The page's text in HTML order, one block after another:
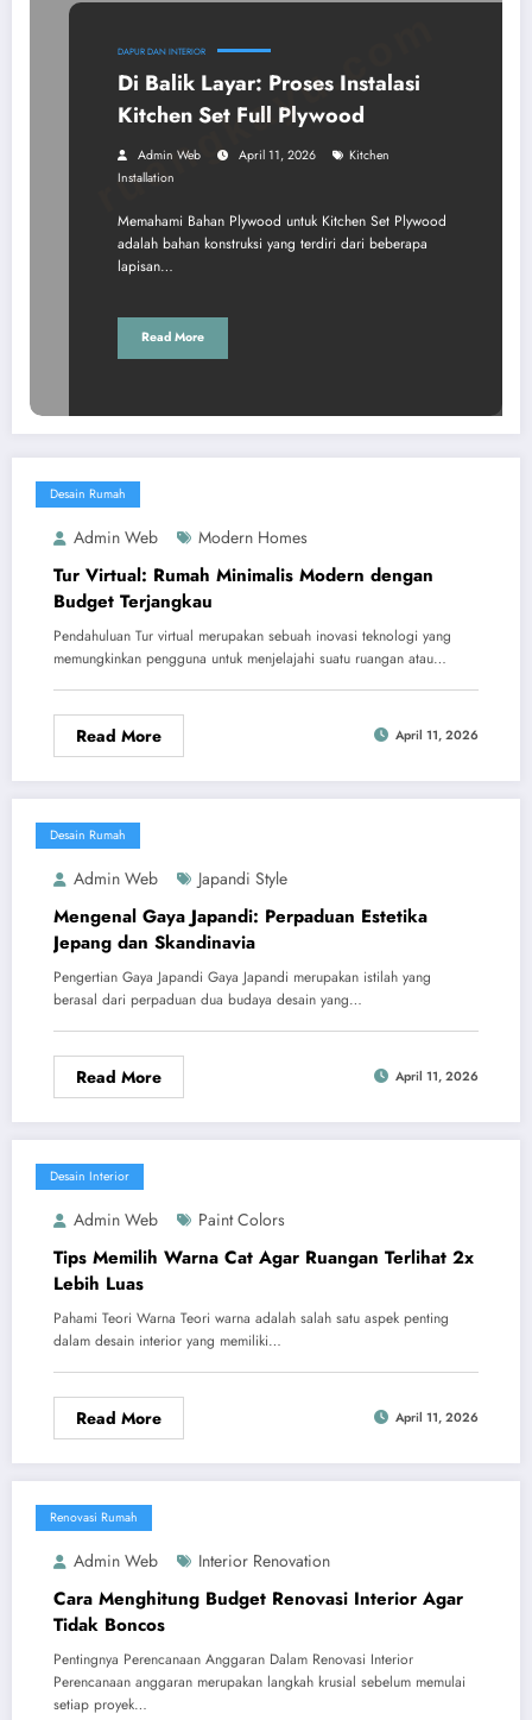
DAPUR DAN INTERIOR
Di Balik Layar: Proses Instalasi
Kitchen Set Full Plywood
Admin Web April 11, 2026
Kitchen
Installation
Memahami Bahan Plywood untuk Kitchen Set Plywood
adalah bahan konstruksi yang terdiri dari beberapa
lapisan…
Read More
Desain Rumah
Admin Web Modern Homes
Tur Virtual: Rumah Minimalis Modern dengan
Budget Terjangkau
Pendahuluan Tur virtual merupakan sebuah inovasi teknologi yang
memungkinkan pengguna untuk menjelajahi suatu ruangan atau…
Read More April 11, 2026
Desain Rumah
Admin Web Japandi Style
Mengenal Gaya Japandi: Perpaduan Estetika
Jepang dan Skandinavia
Pengertian Gaya Japandi Gaya Japandi merupakan istilah yang
berasal dari perpaduan dua budaya desain yang…
Read More April 11, 2026
Desain Interior
Admin Web Paint Colors
Tips Memilih Warna Cat Agar Ruangan Terlihat 2x
Lebih Luas
Pahami Teori Warna Teori warna adalah salah satu aspek penting
dalam desain interior yang memiliki…
Read More April 11, 2026
Renovasi Rumah
Admin Web Interior Renovation
Cara Menghitung Budget Renovasi Interior Agar
Tidak Boncos
Pentingnya Perencanaan Anggaran Dalam Renovasi Interior
Perencanaan anggaran merupakan langkah krusial sebelum memulai
setiap proyek…
ruangkayu.com